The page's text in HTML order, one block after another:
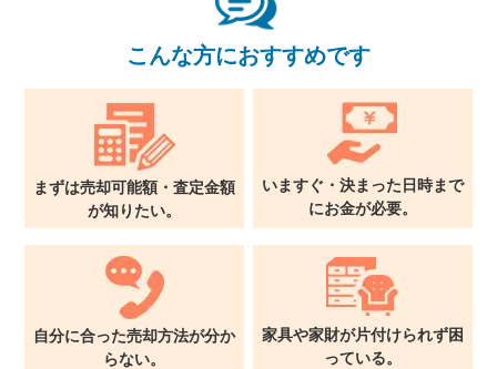
関西支社 0120-711-018
こんな方におすすめです
まずは売却可能額・査定金額
が知りたい。
いますぐ・決まった日時まで
にお金が必要。
自分に合った売却方法が分か
らない。
家具や家財が片付けられず困
っている。